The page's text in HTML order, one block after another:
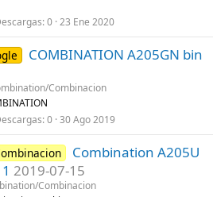
0 23 Ene 2020
COMBINATION A205GN bin
Combinacion
0 30 Ago 2019
Combination A205U
2019-07-15
Combinacion